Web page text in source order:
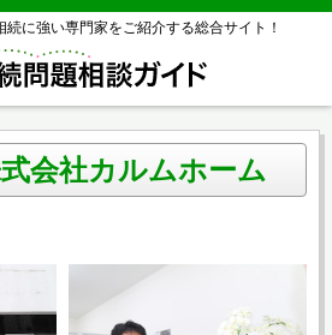
に強い専門家をご紹介する総合サイト！
会社カルムホーム